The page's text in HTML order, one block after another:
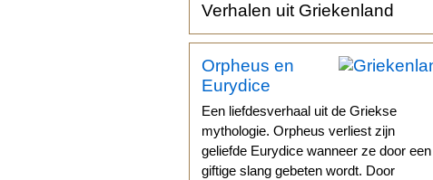
Verhalen uit Griekenland
Orpheus en
Eurydice
Een liefdesverhaal uit de Griekse
mythologie. Orpheus verliest zijn
geliefde Eurydice wanneer ze door een
giftige slang gebeten wordt. Door